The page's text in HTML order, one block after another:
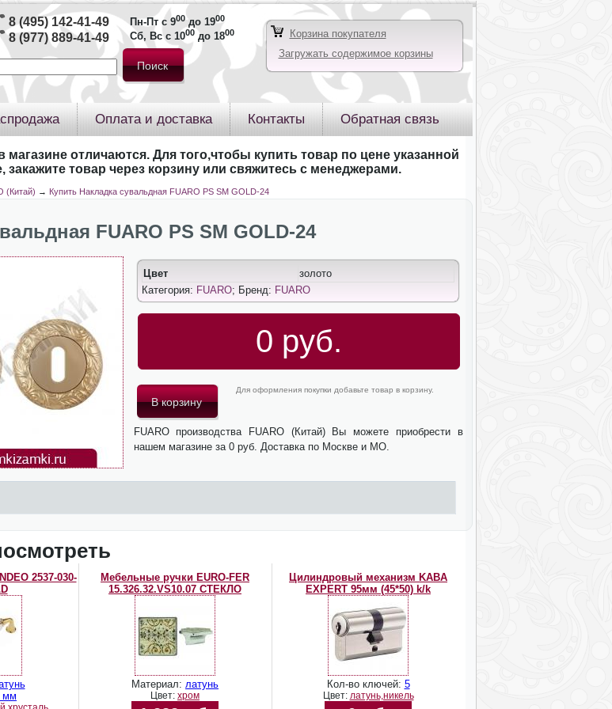
8 (495) 142-41-49
8 (977) 889-41-49
Пн-Пт с 900до 1900
Сб, Вс с 1000до 1800
Корзина покупателя
Загружать содержимое корзины
Оплата и доставка Контакты Обратная связь
магазине отличаются. Для того,чтобы купить товар по цене указанной
закажите товар через корзину или свяжитесь с менеджерами.
(Китай) → Купить Накладка сувальдная FUARO PS SM GOLD-24
FUARO PS SM GOLD-24
Цвет
золото
Категория: FUARO; Бренд: FUARO
0 руб.
Для оформления покупки добавьте товар в корзину.
FUARO производства FUARO (Китай) Вы можете приобрести в
нашем магазине за 0 руб. Доставка по Москве и МО.
2537-030-
мм
Мебельные ручки EURO-FER
15.326.32.VS10.07 СТЕКЛО
Материал: латунь
Цвет: хром
Цилиндровый механизм KABA
EXPERT 95мм (45*50) k/k
Кол-во ключей: 5
Цвет: латунь,никель